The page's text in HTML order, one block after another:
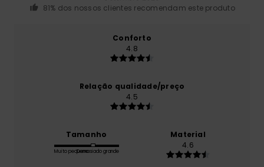
81% dos nossos clientes recomendam este produto
Conforto
4.8
Relação qualidade/preço
4.5
Tamanho
Muito pequenoDemasiado grande
Material
4.6